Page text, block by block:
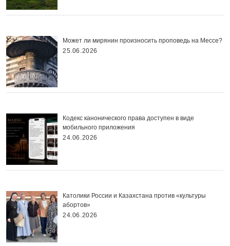
Может ли мирянин произносить проповедь на Мессе?
25.06.2026
Кодекс канонического права доступен в виде
мобильного приложения
24.06.2026
Католики России и Казахстана против «культуры
абортов»
24.06.2026